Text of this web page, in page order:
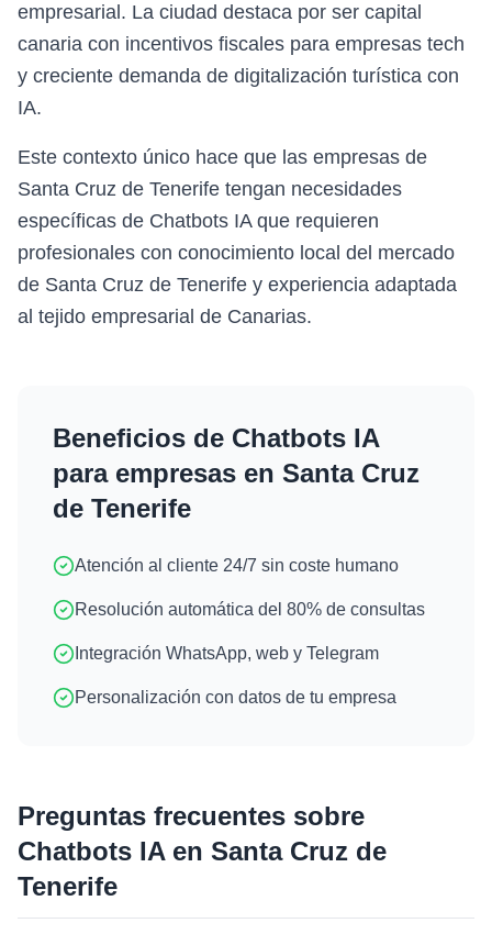
empresarial. La ciudad destaca por ser capital
canaria con incentivos fiscales para empresas tech
y creciente demanda de digitalización turística con
IA.
Este contexto único hace que las empresas de
Santa Cruz de Tenerife tengan necesidades
específicas de Chatbots IA que requieren
profesionales con conocimiento local del mercado
de Santa Cruz de Tenerife y experiencia adaptada
al tejido empresarial de Canarias.
Beneficios de Chatbots IA
para empresas en Santa Cruz
de Tenerife
Atención al cliente 24/7 sin coste humano
Resolución automática del 80% de consultas
Integración WhatsApp, web y Telegram
Personalización con datos de tu empresa
Preguntas frecuentes sobre
Chatbots IAen Santa Cruz de
Tenerife